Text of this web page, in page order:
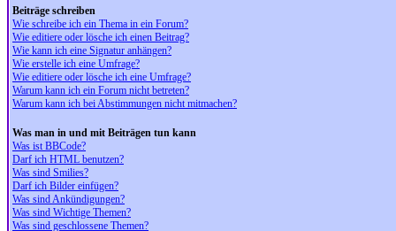
Beiträge schreiben
Wie schreibe ich ein Thema in ein Forum?
Wie editiere oder lösche ich einen Beitrag?
Wie kann ich eine Signatur anhängen?
Wie erstelle ich eine Umfrage?
Wie editiere oder lösche ich eine Umfrage?
Warum kann ich ein Forum nicht betreten?
Warum kann ich bei Abstimmungen nicht mitmachen?
Was man in und mit Beiträgen tun kann
Was ist BBCode?
Darf ich HTML benutzen?
Was sind Smilies?
Darf ich Bilder einfügen?
Was sind Ankündigungen?
Was sind Wichtige Themen?
Was sind geschlossene Themen?